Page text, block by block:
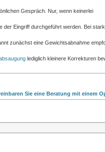
Gespräch. Nur, wenn keinerlei
der Eingriff durchgeführt werden. Bei
zunächst eine Gewichtsabnahme
lediglich kleinere Korrekturen
Sie eine Beratung mit einem